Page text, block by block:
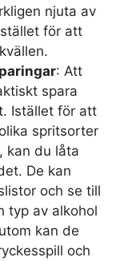
njuta av
för att
: Att
spara
Istället för att
spritsorter
kan du låta
De kan
och se till
typ av alkohol
kan de
och